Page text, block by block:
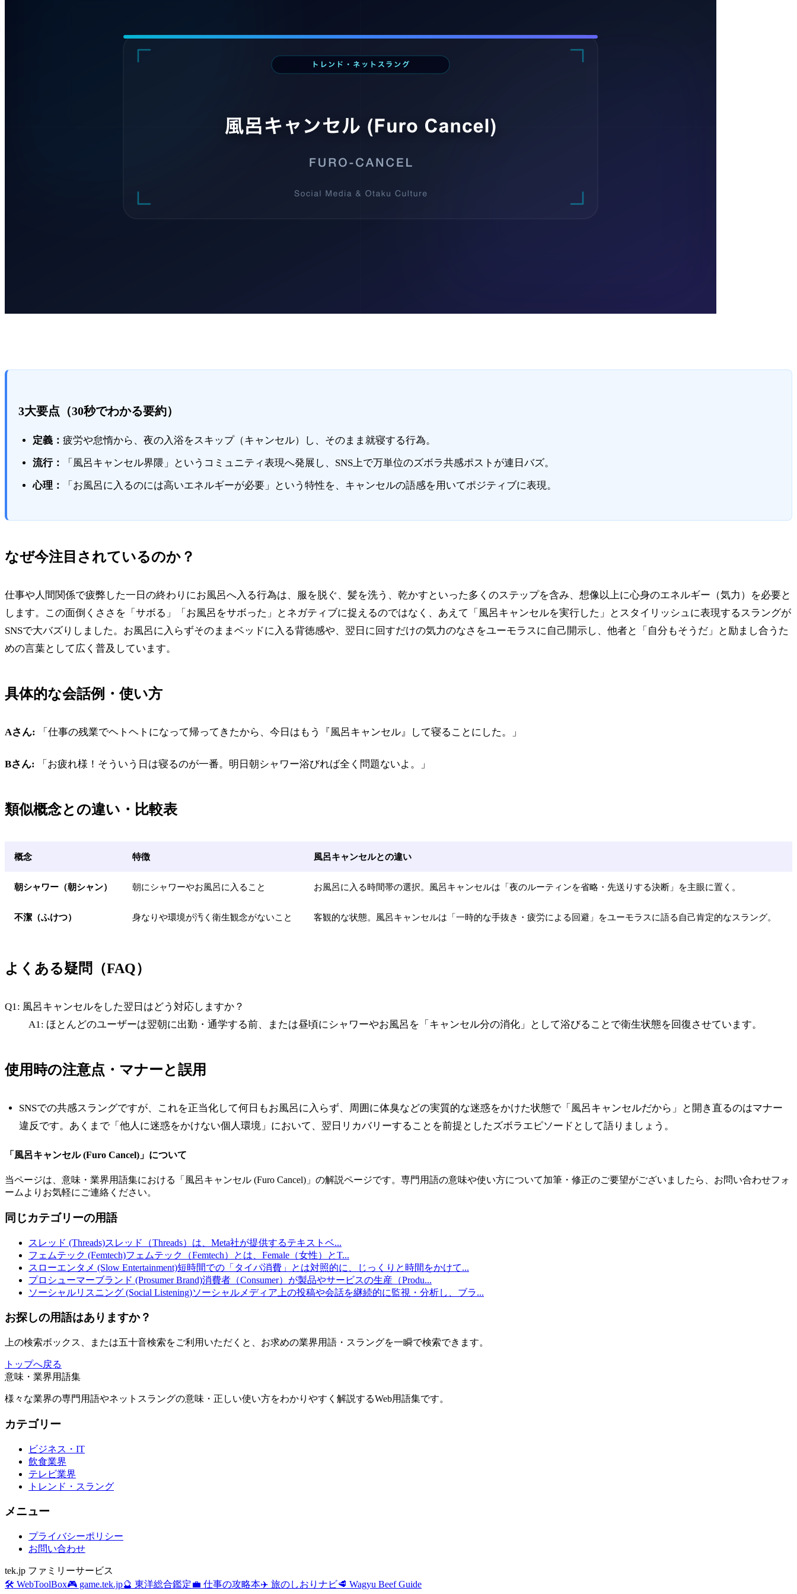
3大要点（30秒でわかる要約）
定義：疲労や怠惰から、夜の入浴をスキップ（キャンセル）し、そのまま就寝する行為。
流行：
「風呂キャンセル界隈」というコミュニティ表現へ発展し、SNS上で万単位のズボラ共感ポストが連日バズ。
心理：
「お風呂に入るのには高いエネルギーが必要」という特性を、キャンセルの語感を用いてポジティブに表現。
なぜ今注目されているのか？
仕事や人間関係で疲弊した一日の終わりにお風呂へ入る行為は、服を脱ぐ、髪を洗う、乾かすといった多くのステップを含み、想像以上に心身のエネルギー（気力）を必要と
します。この面倒くささを「サボる」「お風呂をサボった」とネガティブに捉えるのではなく、あえて「風呂キャンセルを実行した」とスタイリッシュに表現するスラングが
SNSで大バズりしました。お風呂に入らずそのままベッドに入る背徳感や、翌日に回すだけの気力のなさをユーモラスに自己開示し、他者と「自分もそうだ」と励まし合うた
めの言葉として広く普及しています。
具体的な会話例・使い方
Aさん: 「仕事の残業でヘトヘトになって帰ってきたから、今日はもう『風呂キャンセル』して寝ることにした。」
Bさん: 「お疲れ様！そういう日は寝るのが一番。明日朝シャワー浴びれば全く問題ないよ。」
類似概念との違い・比較表
概念 特徴 風呂キャンセルとの違い
朝シャワー（朝シャン） 朝にシャワーやお風呂に入ること お風呂に入る時間帯の選択。風呂キャンセルは「夜のルーティンを省略・先送りする決断」を主眼に置く。
不潔（ふけつ） 身なりや環境が汚く衛生観念がないこと 客観的な状態。風呂キャンセルは「一時的な手抜き・疲労による回避」をユーモラスに語る自己肯定的なスラング。
よくある疑問（FAQ）
Q1: 風呂キャンセルをした翌日はどう対応しますか？
A1: ほとんどのユーザーは翌朝に出勤・通学する前、または昼頃にシャワーやお風呂を「キャンセル分の消化」として浴びることで衛生状態を回復させています。
使用時の注意点・マナーと誤用
SNSでの共感スラングですが、これを正当化して何日もお風呂に入らず、周囲に体臭などの実質的な迷惑をかけた状態で「風呂キャンセルだから」と開き直るのはマナー
違反です。あくまで「他人に迷惑をかけない個人環境」において、翌日リカバリーすることを前提としたズボラエピソードとして語りましょう。
「 風呂キャンセル (Furo Cancel) 」について
当ページは、意味・業界用語集における「 風呂キャンセル (Furo Cancel) 」の解説ページです。専門用語の意味や使い方について加筆・修正のご要望がございましたら、お問い合わせフォ
ームよりお気軽にご連絡ください。
同じカテゴリーの用語
スレッド (Threads)スレッド（Threads）は、Meta社が提供するテキストベ...
フェムテック (Femtech)フェムテック（Femtech）とは、Female（女性）とT...
スローエンタメ (Slow Entertainment)短時間での「タイパ消費」とは対照的に、じっくりと時間をかけて...
プロシューマーブランド (Prosumer Brand)消費者（Consumer）が製品やサービスの生産（Produ...
ソーシャルリスニング (Social Listening)ソーシャルメディア上の投稿や会話を継続的に監視・分析し、ブラ...
お探しの用語はありますか？
上の検索ボックス、または五十音検索をご利用いただくと、お求めの業界用語・スラングを一瞬で検索できます。
トップへ戻る
意味・業界用語集
様々な業界の専門用語やネットスラングの意味・正しい使い方をわかりやすく解説するWeb用語集です。
カテゴリー
ビジネス・IT
飲食業界
テレビ業界
トレンド・スラング
メニュー
プライバシーポリシー
お問い合わせ
tek.jp ファミリーサービス
🛠️ WebToolBox🎮 game.tek.jp🔮 東洋総合鑑定💼 仕事の攻略本✈️ 旅のしおりナビ🥩 Wagyu Beef Guide